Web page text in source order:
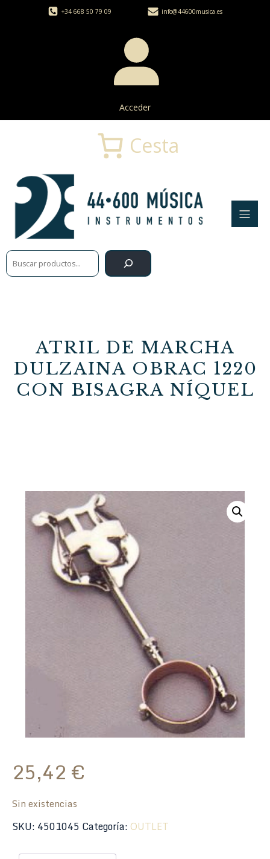
+34 668 50 79 09 info@44600musica.es
Acceder
Buscar
Cesta
ATRIL DE MARCHA
DULZAINA OBRAC 1220
CON BISAGRA NÍQUEL
25,42 €
Sin existencias
SKU: 4501045 Categoría: OUTLET